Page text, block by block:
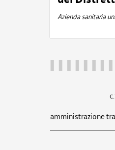
Azienda sanitaria
amministrazione